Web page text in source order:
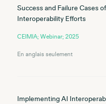
Success and Failure Cases
Interoperability Efforts
CEIMIA; Webinar; 2025
En anglais seulement
Implementing AI